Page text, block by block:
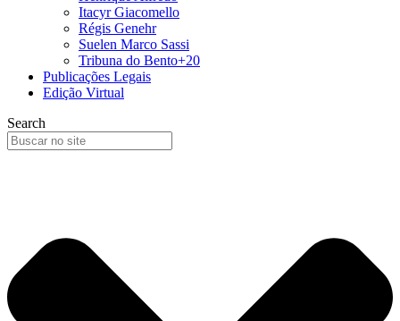
Itacyr Giacomello
Régis Genehr
Suelen Marco Sassi
Tribuna do Bento+20
Publicações Legais
Edição Virtual
Search